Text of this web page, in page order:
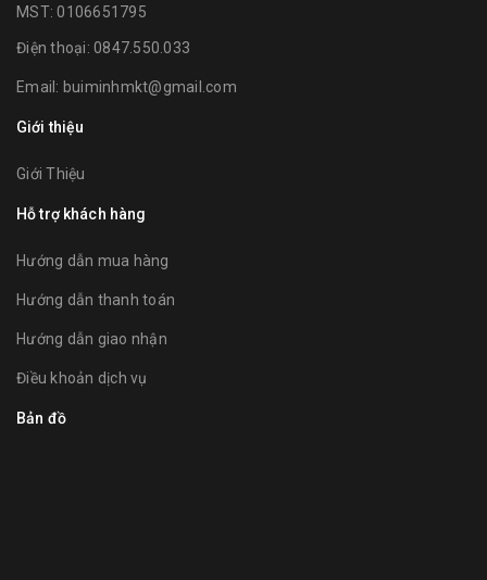
MST: 0106651795
Điện thoại: 0847.550.033
Email: buiminhmkt@gmail.com
Giới thiệu
Giới Thiệu
Hỗ trợ khách hàng
Hướng dẫn mua hàng
Hướng dẫn thanh toán
Hướng dẫn giao nhận
Điều khoản dịch vụ
Bản đồ